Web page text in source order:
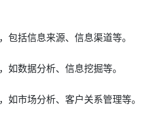
括信息来源、信息渠道等。
数据分析、信息挖掘等。
市场分析、客户关系管理等。